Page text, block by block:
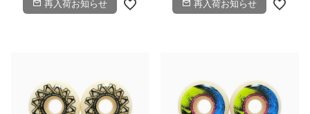
再入荷お知らせ 再入荷お知らせ